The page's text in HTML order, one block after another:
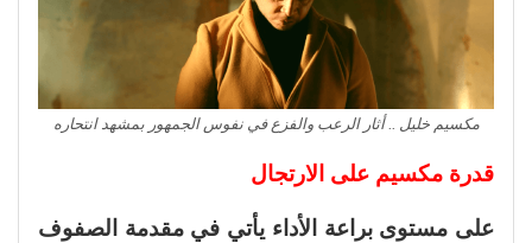
مكسيم خليل .. أثار الرعب والفزع في نفوس الجمهور بمشهد انتحاره
قدرة مكسيم على الارتجال
على مستوى براعة الأداء يأتي في مقدمة الصفوف